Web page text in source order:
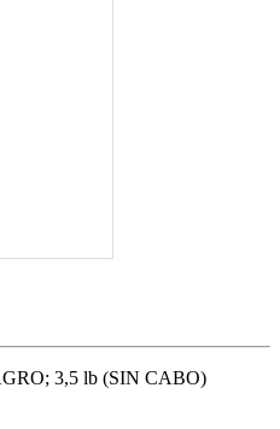
3,5 lb (SIN CABO)